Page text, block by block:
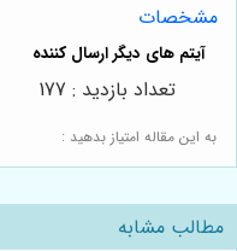
مشخصات
به این مقاله امتیاز بدهید :
تعداد بازدید : 177
مطالب مشابه